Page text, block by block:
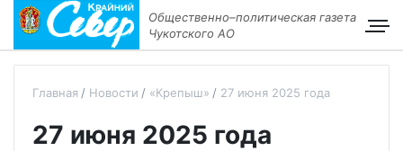
Общественно–политическая газета
Чукотского АО
Главная Новости «Крепыш» 27 июня 2025 года
27 июня 2025 года